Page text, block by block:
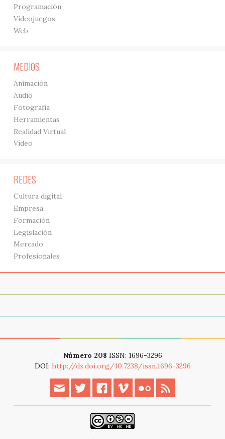
Programación
Videojuegos
Web
MEDIOS
Animación
Audio
Fotografía
Herramientas
Realidad Virtual
Vídeo
REDES
Cultura digital
Empresa
Formación
Legislación
Mercado
Profesionales
Número 208 ISSN: 1696-3296
DOI: http://dx.doi.org/10.7238/issn.1696-3296